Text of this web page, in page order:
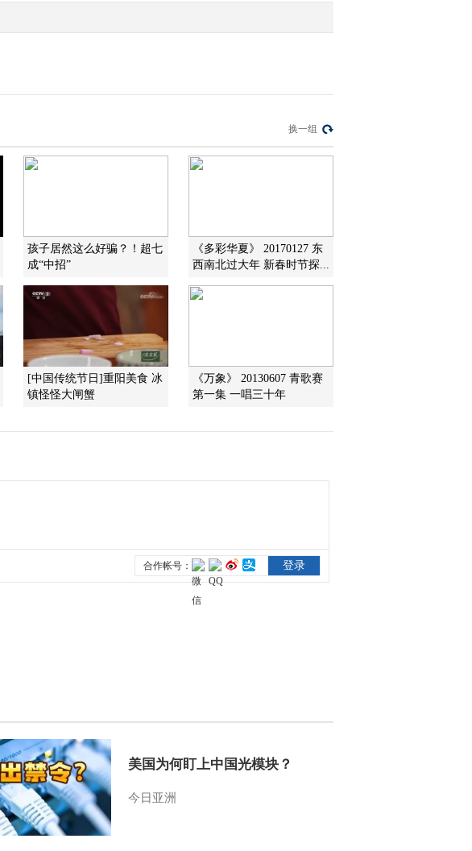
换一组
孩子居然这么好骗？！超七
成“中招”
《多彩华夏》 20170127 东
西南北过大年 新春时节探...
[中国传统节日]重阳美食 冰
镇怪怪大闸蟹
《万象》 20130607 青歌赛
第一集 一唱三十年
美国为何盯上中国光模块？
今日亚洲